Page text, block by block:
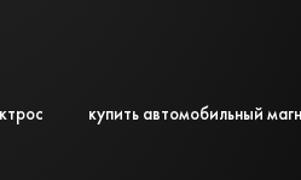
купить автомобильный